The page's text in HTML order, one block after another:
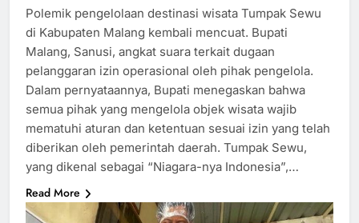
Polemik pengelolaan destinasi wisata Tumpak Sewu
di Kabupaten Malang kembali mencuat. Bupati
Malang, Sanusi, angkat suara terkait dugaan
pelanggaran izin operasional oleh pihak pengelola.
Dalam pernyataannya, Bupati menegaskan bahwa
semua pihak yang mengelola objek wisata wajib
mematuhi aturan dan ketentuan sesuai izin yang telah
diberikan oleh pemerintah daerah. Tumpak Sewu,
yang dikenal sebagai “Niagara-nya Indonesia”,…
Read More